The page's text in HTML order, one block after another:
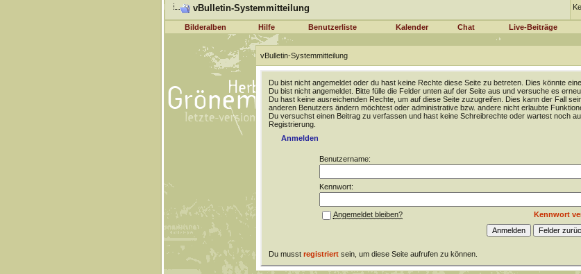
vBulletin-Systemmitteilung
Bilderalben Hilfe Benutzerliste Kalender Chat Live-Beiträge
vBulletin-Systemmitteilung
Du bist nicht angemeldet oder du hast keine Rechte diese Seite zu betreten. Dies könnte
Du bist nicht angemeldet. Bitte fülle die Felder unten auf der Seite aus und versuche es
Du hast keine ausreichenden Rechte, um auf diese Seite zuzugreifen. Dies kann der Fall
anderen Benutzers ändern möchtest oder administrative bzw. andere nicht erlaubte
Du versuchst einen Beitrag zu verfassen und hast keine Schreibrechte oder wartest noch
Registrierung.
Anmelden
Benutzername:
Kennwort:
Kennwort
Angemeldet bleiben?
Du musst registriertsein, um diese Seite aufrufen zu können.